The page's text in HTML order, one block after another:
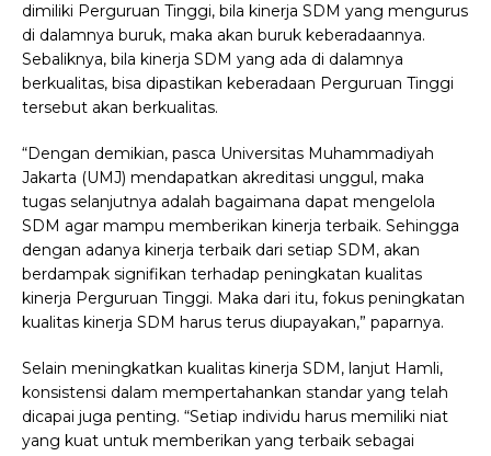
dimiliki Perguruan Tinggi, bila kinerja SDM yang mengurus
di dalamnya buruk, maka akan buruk keberadaannya.
Sebaliknya, bila kinerja SDM yang ada di dalamnya
berkualitas, bisa dipastikan keberadaan Perguruan Tinggi
tersebut akan berkualitas.
“Dengan demikian, pasca Universitas Muhammadiyah
Jakarta (UMJ) mendapatkan akreditasi unggul, maka
tugas selanjutnya adalah bagaimana dapat mengelola
SDM agar mampu memberikan kinerja terbaik. Sehingga
dengan adanya kinerja terbaik dari setiap SDM, akan
berdampak signifikan terhadap peningkatan kualitas
kinerja Perguruan Tinggi. Maka dari itu, fokus peningkatan
kualitas kinerja SDM harus terus diupayakan,” paparnya.
Selain meningkatkan kualitas kinerja SDM, lanjut Hamli,
konsistensi dalam mempertahankan standar yang telah
dicapai juga penting. “Setiap individu harus memiliki niat
yang kuat untuk memberikan yang terbaik sebagai